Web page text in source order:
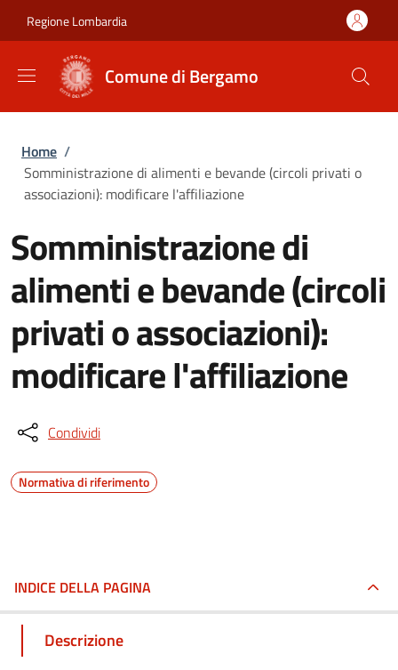
Regione Lombardia
Comune di Bergamo
Briciole di pane
Home /
Somministrazione di alimenti e bevande (circoli privati o
associazioni): modificare l'affiliazione
Somministrazione di
alimenti e bevande (circoli
privati o associazioni):
modificare l'affiliazione
Condividi
Normativa di riferimento
INDICE DELLA PAGINA
Descrizione